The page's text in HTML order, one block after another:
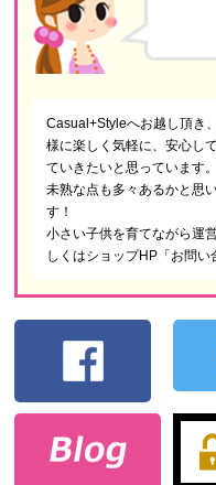
Casual+Styleへお越し頂き
様に楽しく気軽に、安心し
ていきたいと思っています。
未熟な点も多々あるかと思
す！
小さい子供を育てながら運
しくはショップHP「お問い